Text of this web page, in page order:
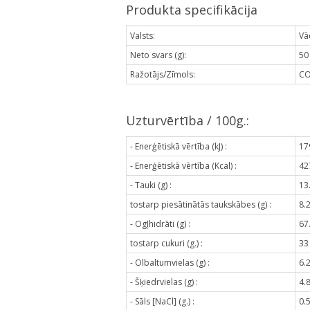
Produkta specifikācija
Valsts:
Neto svars (g):
Ražotājs/Zīmols:
Uzturvērtība / 100g.:
- Enerģētiskā vērtība (kJ) :
- Enerģētiskā vērtība (Kcal) :
- Tauki (g) :
tostarp piesātinātās taukskābes (g) :
8.2
- Ogļhidrāti (g) :
tostarp cukuri (g.) :
33
- Olbaltumvielas (g) :
6.2
- Šķiedrvielas (g) :
4.8
- Sāls [NaCl] (g.) :